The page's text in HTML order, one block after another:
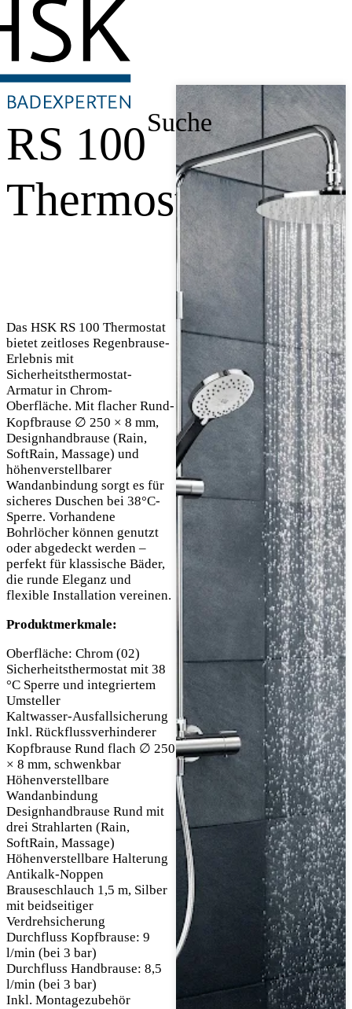
Suche
RS 100
Thermostat
Das HSK RS 100 Thermostat
bietet zeitloses Regenbrause-
Erlebnis mit
Sicherheitsthermostat-
Armatur in Chrom-
Oberfläche. Mit flacher Rund-
Kopfbrause ∅ 250 × 8 mm,
Designhandbrause (Rain,
SoftRain, Massage) und
höhenverstellbarer
Wandanbindung sorgt es für
sicheres Duschen bei 38°C-
Sperre. Vorhandene
Bohrlöcher können genutzt
oder abgedeckt werden –
perfekt für klassische Bäder,
die runde Eleganz und
flexible Installation vereinen.
Produktmerkmale:
Oberfläche: Chrom (02)
Sicherheitsthermostat mit 38
°C Sperre und integriertem
Umsteller
Kaltwasser-Ausfallsicherung
Inkl. Rückflussverhinderer
Kopfbrause Rund flach ∅ 250
× 8 mm, schwenkbar
Höhenverstellbare
Wandanbindung
Designhandbrause Rund mit
drei Strahlarten (Rain,
SoftRain, Massage)
Höhenverstellbare Halterung
Antikalk-Noppen
Brauseschlauch 1,5 m, Silber
mit beidseitiger
Verdrehsicherung
Durchfluss Kopfbrause: 9
l/min (bei 3 bar)
Durchfluss Handbrause: 8,5
l/min (bei 3 bar)
Inkl. Montagezubehör